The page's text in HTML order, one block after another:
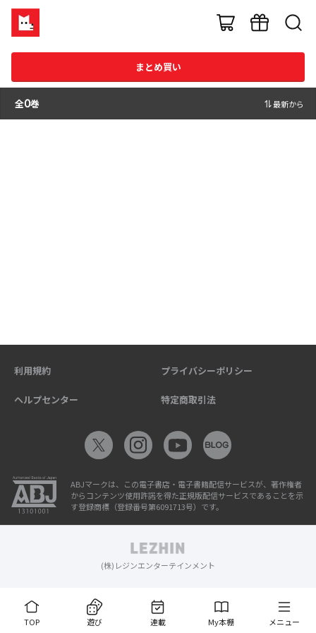
まとめ買い
全0巻 最新から
TOP 遊び 連載 My本棚 メニュー
利用規約 プライバシーポリシー
ヘルプセンター 特定商取引法
ABJマークは、この電子書店・電子書籍配信サービスが、著作権者
からコンテンツ使用許諾を得た正規版配信サービスであることを示
す登録商標（登録番号第6091713号）です。
(株)レジンエンターテインメント